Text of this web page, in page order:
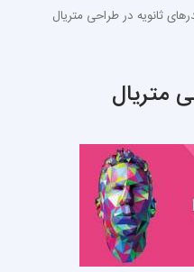
ثانویه در طراحی متریال
متریال